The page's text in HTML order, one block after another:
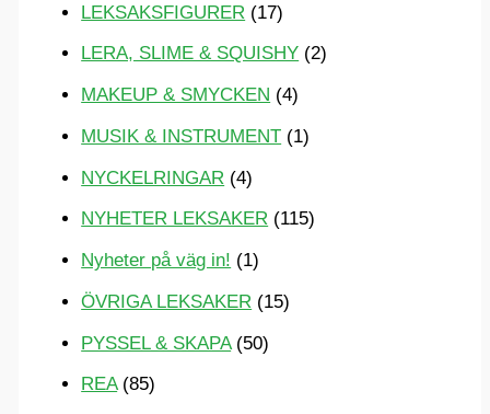
LEKSAKSFIGURER (17)
LERA, SLIME & SQUISHY (2)
MAKEUP & SMYCKEN (4)
MUSIK & INSTRUMENT (1)
NYCKELRINGAR (4)
NYHETER LEKSAKER (115)
Nyheter på väg in! (1)
ÖVRIGA LEKSAKER (15)
PYSSEL & SKAPA (50)
REA (85)